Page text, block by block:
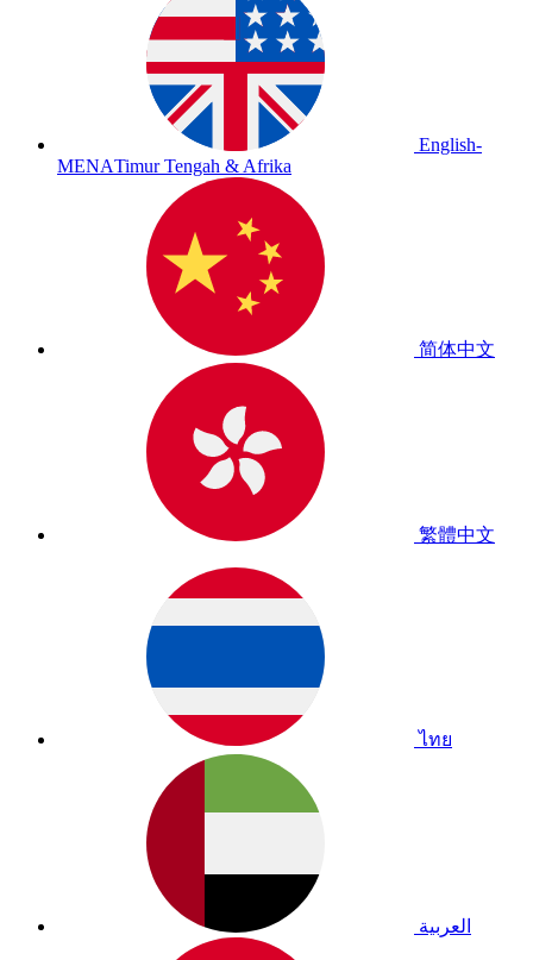
English-
MENATimur Tengah & Afrika
简体中文
繁體中文
ไทย
العربية